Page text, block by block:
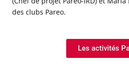
des clubs Pareo.
Les activités